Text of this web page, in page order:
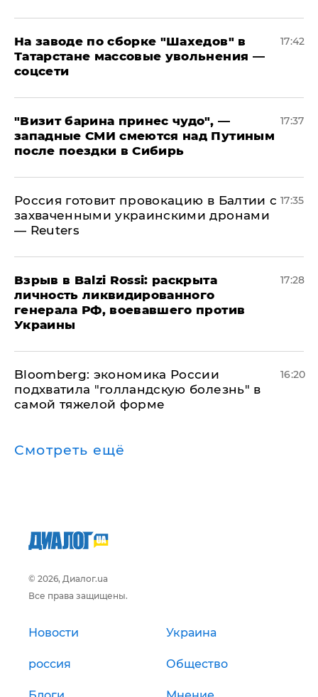
На заводе по сборке "Шахедов" в
Татарстане массовые увольнения —
соцсети
17:42
"Визит барина принес чудо", —
западные СМИ смеются над Путиным
после поездки в Сибирь
17:37
​Россия готовит провокацию в Балтии с
захваченными украинскими дронами
— Reuters
17:35
​Взрыв в Balzi Rossi: раскрыта
личность ликвидированного
генерала РФ, воевавшего против
Украины
17:28
Bloomberg: экономика России
подхватила "голландскую болезнь" в
самой тяжелой форме
16:20
Смотреть ещё
© 2026, Диалог.ua
Все права защищены.
Новости Украина
россия Общество